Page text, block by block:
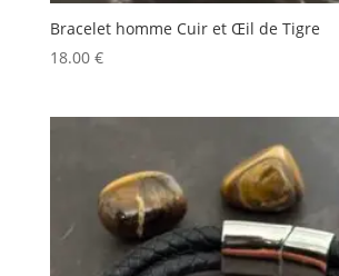
Bracelet homme Cuir et Œil de Tigre
18.00 €